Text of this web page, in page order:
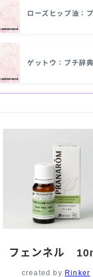
ローズヒップ油：
ゲットウ：プチ辞
フェンネル
created by Rinker